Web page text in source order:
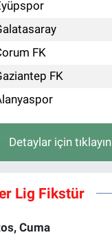
FK
FK
Detaylar için tıklayın
Lig Fikstür
Cuma